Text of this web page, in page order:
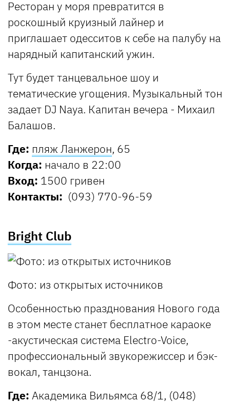
Ресторан у моря превратится в
роскошный круизный лайнер и
приглашает одесситов к себе на палубу на
нарядный капитанский ужин.
Тут будет танцевальное шоу и
тематические угощения. Музыкальный тон
задает DJ Naya. Капитан вечера - Михаил
Балашов.
Где: пляж Ланжерон, 65
Когда: начало в 22:00
Вход: 1500 гривен
Контакты: (093) 770-96-59
Bright Club
Фото: из открытых источников
Особенностью празднования Нового года
в этом месте станет бесплатное караоке
-акустическая система Electro-Voice,
профессиональный звукорежиссер и бэк-
вокал, танцзона.
Где: Академика Вильямса 68/1, (048)